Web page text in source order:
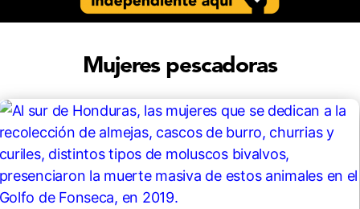
Mujeres pescadoras